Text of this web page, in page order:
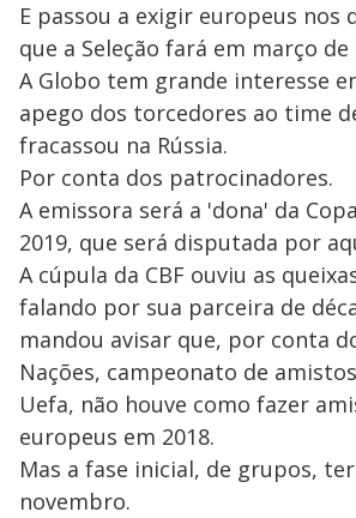
E passou a exigir europeus nos
que a Seleção fará em março de
A Globo tem grande interesse
apego dos torcedores ao time
fracassou na Rússia.
Por conta dos patrocinadores.
A emissora será a 'dona' da
2019, que será disputada por
A cúpula da CBF ouviu as
falando por sua parceira de
mandou avisar que, por conta
Nações, campeonato de
Uefa, não houve como fazer
europeus em 2018.
Mas a fase inicial, de grupos,
novembro.